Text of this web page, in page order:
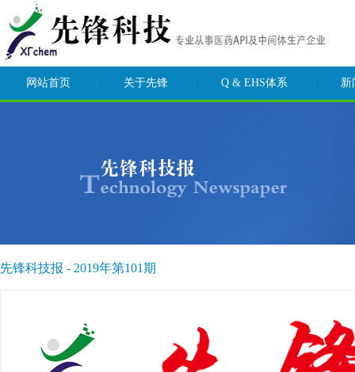
网站首页 关于先锋 Q & EHS体系 新
先锋科技报 - 2019年第101期